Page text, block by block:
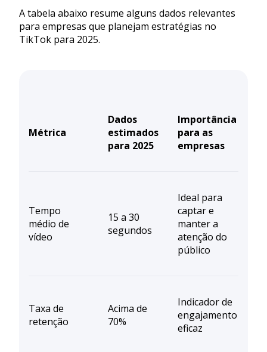
A tabela abaixo resume alguns dados relevantes
para empresas que planejam estratégias no
TikTok para 2025.
Métrica
Dados
estimados
para 2025
Importância
para as
empresas
Tempo
médio de
vídeo
15 a 30
segundos
Ideal para
captar e
manter a
atenção do
público
Taxa de
retenção
Acima de
70%
Indicador de
engajamento
eficaz